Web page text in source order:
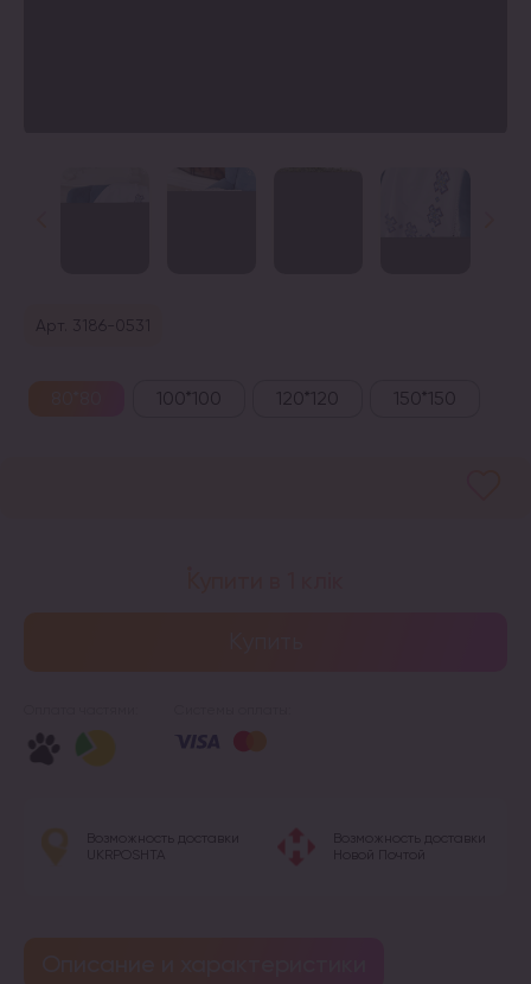
Арт. 3186-0531
100*100 120*120 150*150
Возможность доставки
UKRPOSHTA
Возможность доставки
Новой Почтой